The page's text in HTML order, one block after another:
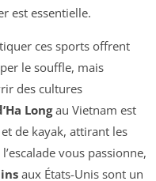
est essentielle.
ces sports offrent
le souffle, mais
des cultures
Longau Vietnam est
de kayak, attirant les
vous passionne,
aux États-Unis sont un